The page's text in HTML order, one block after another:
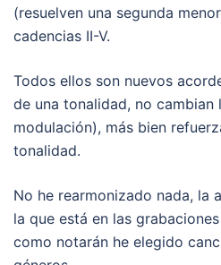
(resuelven una segunda
cadencias II-V.
Todos ellos son nuevos
de una tonalidad, no
modulación), más bien
tonalidad.
No he rearmonizado nada, la
la que está en las
como notarán he elegido